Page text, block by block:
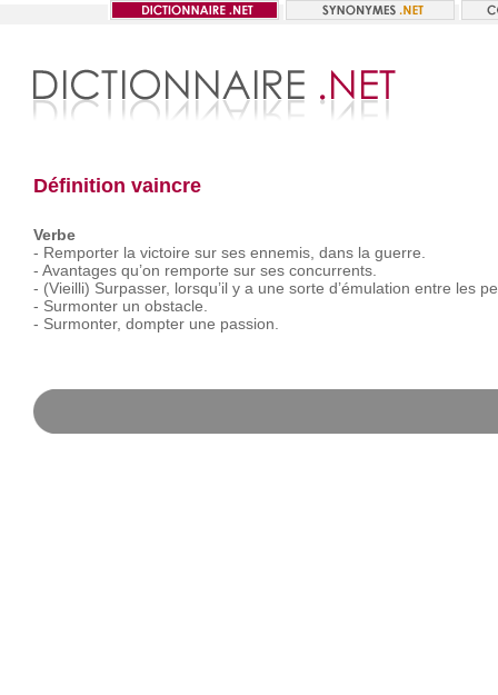
Définition vaincre
Verbe
- Remporter la victoire sur ses ennemis, dans la guerre.
- Avantages qu’on remporte sur ses concurrents.
- (Vieilli) Surpasser, lorsqu’il y a une sorte d’émulation entre les
- Surmonter un obstacle.
- Surmonter, dompter une passion.